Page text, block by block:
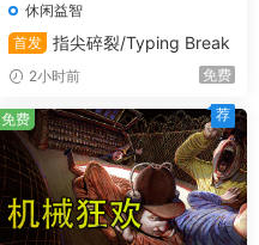
休闲益智
首发 指尖碎裂/Typing Break
2小时前 免费
免费 荐